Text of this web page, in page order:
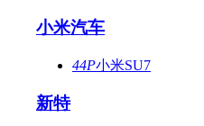
小米汽车
44P小米SU7
新特